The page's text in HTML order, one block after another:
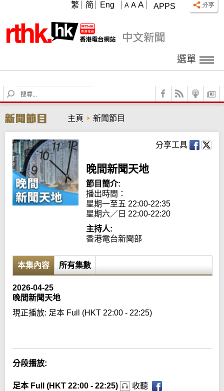
APPS
A A A
繁 简 Eng
選單
S
e
r
c
h
主頁 新聞節目
分享工具
晚間新聞天地
節目簡介:
播出時間：
星期一至五 22:00-22:35
星期六／日 22:00-22:20
主持人:
香港電台新聞部
本集內容 所有集數
2026-04-25
晚間新聞天地
現正播放: 足本 Full (HKT 22:00 - 22:25)
分段播放:
足本 Full (HKT 22:00 - 22:25) 收聽